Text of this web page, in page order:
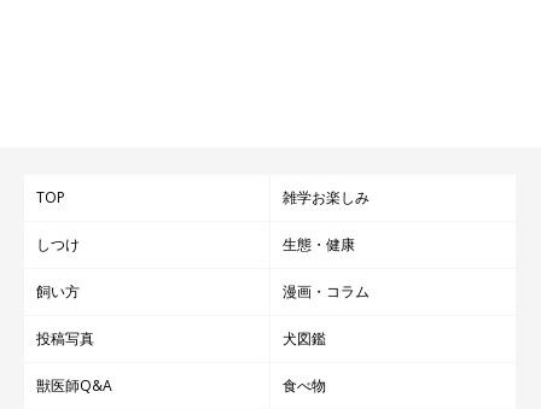
TOP 雑学お楽しみ
しつけ 生態・健康
飼い方 漫画・コラム
投稿写真 犬図鑑
獣医師Q&A 食べ物